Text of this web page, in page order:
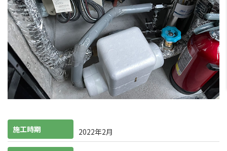
施工時期 2022年2月